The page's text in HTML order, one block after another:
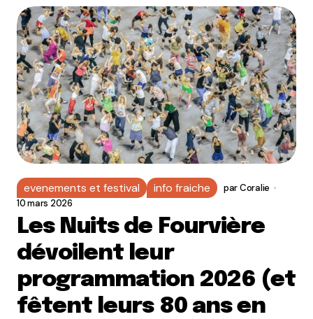
evenements et festival info fraiche parCoralie
10 mars 2026
Les Nuits de Fourvière
dévoilent leur
programmation 2026 (et
fêtent leurs 80 ans en